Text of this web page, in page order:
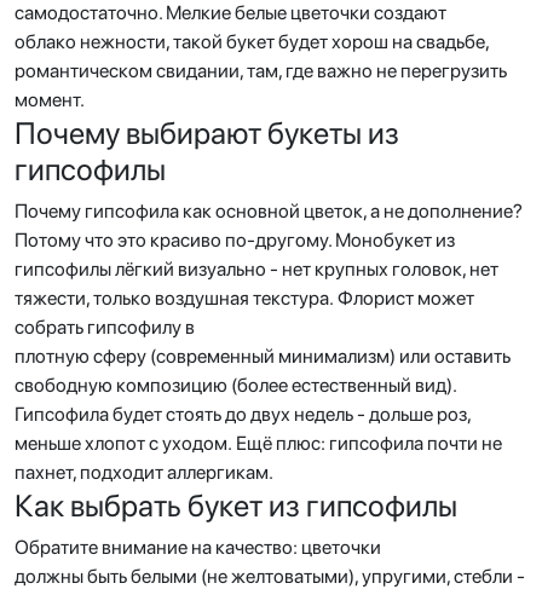
самодостаточно. Мелкие белые цветочки создают
облако нежности, такой букет будет хорош на свадьбе,
романтическом свидании, там, где важно не перегрузить
момент.
Почему выбирают букеты из
гипсофилы
Почему гипсофила как основной цветок, а не дополнение?
Потому что это красиво по-другому. Монобукет из
гипсофилы лёгкий визуально - нет крупных головок, нет
тяжести, только воздушная текстура. Флорист может
собрать гипсофилу в
плотную сферу (современный минимализм) или оставить
свободную композицию (более естественный вид).
Гипсофила будет стоять до двух недель - дольше роз,
меньше хлопот с уходом. Ещё плюс: гипсофила почти не
пахнет, подходит аллергикам.
Как выбрать букет из гипсофилы
Обратите внимание на качество: цветочки
должны быть белыми (не желтоватыми), упругими, стебли -